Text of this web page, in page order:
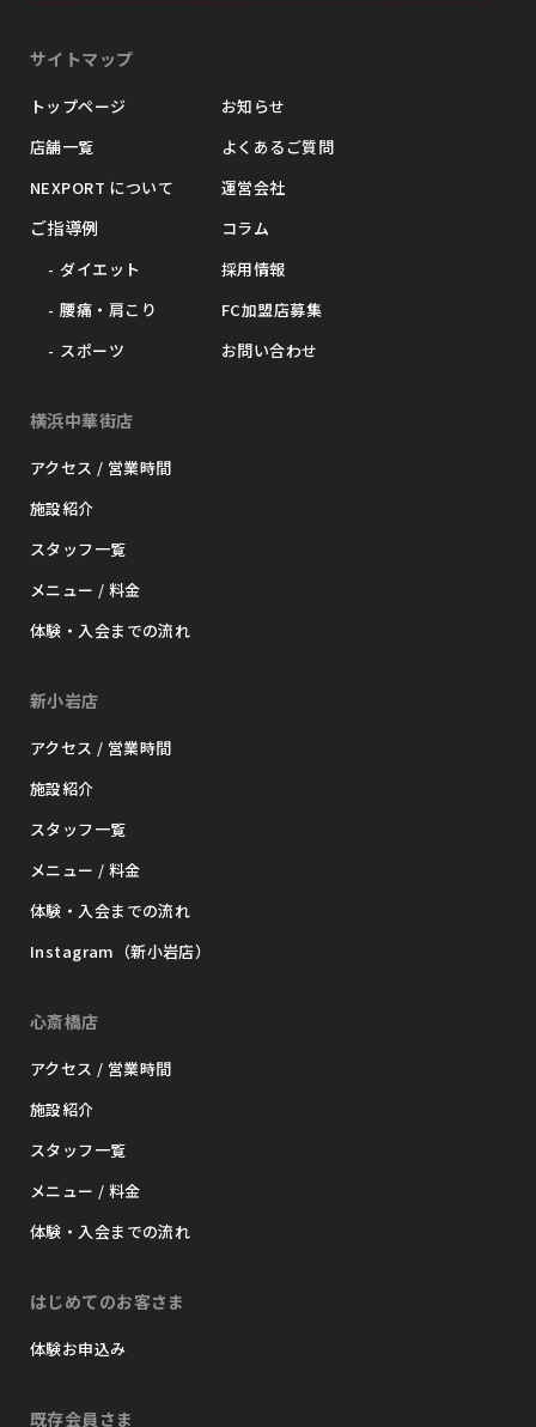
サイトマップ
トップページ
店舗一覧
NEXPORT について
ご指導例
ダイエット
腰痛・肩こり
スポーツ
お知らせ
よくあるご質問
運営会社
コラム
採用情報
FC加盟店募集
お問い合わせ
横浜中華街店
アクセス / 営業時間
施設紹介
スタッフ一覧
メニュー / 料金
体験・入会までの流れ
新小岩店
アクセス / 営業時間
施設紹介
スタッフ一覧
メニュー / 料金
体験・入会までの流れ
Instagram（新小岩店）
心斎橋店
アクセス / 営業時間
施設紹介
スタッフ一覧
メニュー / 料金
体験・入会までの流れ
はじめてのお客さま
体験お申込み
既存会員さま